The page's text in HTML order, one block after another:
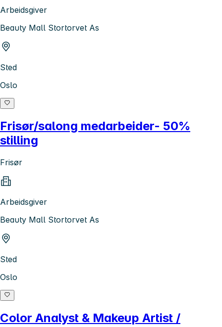
Arbeidsgiver
Beauty Mall Stortorvet As
Sted
Oslo
Frisør/salong medarbeider- 50%
stilling
Frisør
Arbeidsgiver
Beauty Mall Stortorvet As
Sted
Oslo
Color Analyst & Makeup Artist /